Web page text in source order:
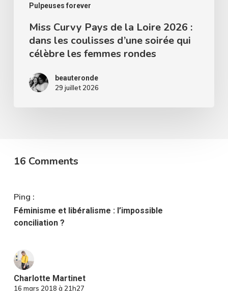
Pulpeuses forever
coulisses
d’une
soirée
célèbre
Miss Curvy Pays de la Loire 2026 :
dans les coulisses d’une soirée qui
célèbre les femmes rondes
beauteronde
29 juillet 2026
16 Comments
Ping :
Féminisme et libéralisme : l’impossible
conciliation ?
Charlotte Martinet
16 mars 2018 à 21h27